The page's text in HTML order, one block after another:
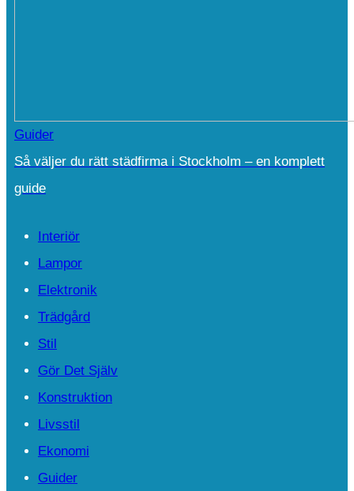
Guider
Så väljer du rätt städfirma i Stockholm – en komplett
guide
Interiör
Lampor
Elektronik
Trädgård
Stil
Gör Det Själv
Konstruktion
Livsstil
Ekonomi
Guider